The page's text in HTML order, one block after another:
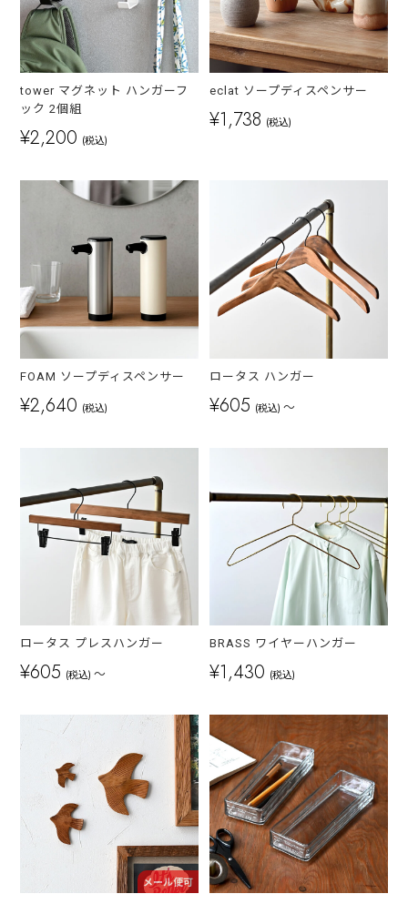
tower マグネット ハンガーフ
ック 2個組
¥2,200 (税込)
eclat ソープディスペンサー
¥1,738 (税込)
FOAM ソープディスペンサー
¥2,640 (税込)
ロータス ハンガー
¥605 (税込) ～
ロータス プレスハンガー
¥605 (税込) ～
BRASS ワイヤーハンガー
¥1,430 (税込)
メール便可